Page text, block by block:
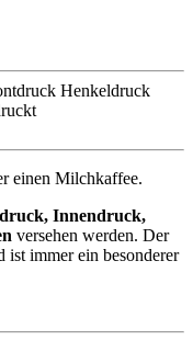
Henkeldruck
einen Milchkaffee.
Innendruck,
versehen werden. Der
ist immer ein besonderer